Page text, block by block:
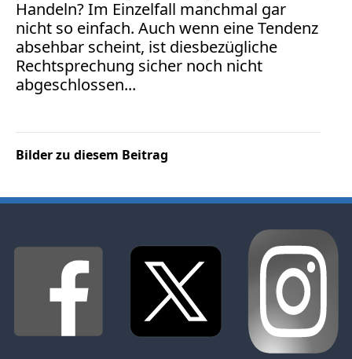
Handeln? Im Einzelfall manchmal gar
nicht so einfach. Auch wenn eine Tendenz
absehbar scheint, ist diesbezügliche
Rechtsprechung sicher noch nicht
abgeschlossen...
Bilder zu diesem Beitrag
Volle
Kanne
WDR
Werbung
ZDF
online